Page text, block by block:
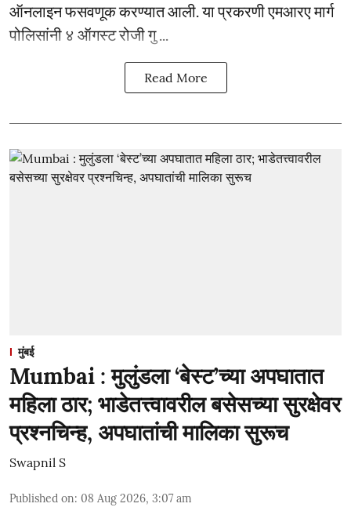
ऑनलाइन फसवणूक करण्यात आली. या प्रकरणी एमआरए मार्ग
पोलिसांनी ४ ऑगस्ट रोजी गु ...
Read More
मुंबई
Mumbai : मुलुंडला ‘बेस्ट’च्या अपघातात
महिला ठार; भाडेतत्त्वावरील बसेसच्या सुरक्षेवर
प्रश्नचिन्ह, अपघातांची मालिका सुरूच
Swapnil S
Published on: 08 Aug 2026, 3:07 am